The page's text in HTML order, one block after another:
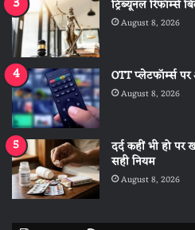
ट्रिब्यूनल
August 8, 2026
OTT प्लेटफॉर्म्स
August 8, 2026
दर्द कहीं भी हो
सही नियम
August 8, 2026